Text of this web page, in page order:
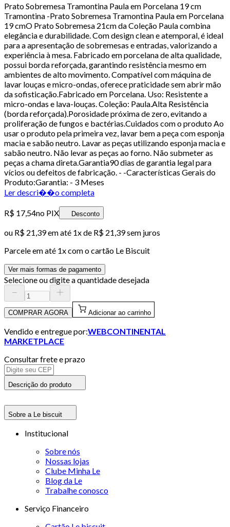
Prato Sobremesa Tramontina Paula em Porcelana 19 cm
Tramontina -Prato Sobremesa Tramontina Paula em Porcelana
19 cmO Prato Sobremesa 21cm da Coleção Paula combina
elegância e durabilidade. Com design clean e atemporal, é ideal
para a apresentação de sobremesas e entradas, valorizando a
experiência à mesa. Fabricado em porcelana de alta qualidade,
possui borda reforçada, garantindo resistência mesmo em
ambientes de alto movimento. Compatível com máquina de
lavar louças e micro-ondas, oferece praticidade sem abrir mão
da sofisticação.Fabricado em Porcelana. Uso: Resistente a
micro-ondas e lava-louças. Coleção: Paula.Alta Resistência
(borda reforçada).Porosidade próxima de zero, evitando a
proliferação de fungos e bactérias.Cuidados com o produto Ao
usar o produto pela primeira vez, lavar bem a peça com esponja
macia e sabão neutro. Lavar as peças utilizando esponja macia e
sabão neutro. Não levar as peças ao forno. Não submeter as
peças a chama direta.Garantia90 dias de garantia legal para
vícios ou defeitos de fabricação. - -Características Gerais do
Produto:Garantia: - 3 Meses
Ler descri��o completa
R$ 17,54no PIX Desconto
ou R$ 21,39em até 1x de R$ 21,39sem juros
Parcele em até 1x com o cartão Le Biscuit
Ver mais formas de pagamento
Selecione ou digite a quantidade desejada
COMPRAR AGORA Adicionar ao carrinho
Vendido e entregue por:WEBCONTINENTAL
MARKETPLACE
Consultar frete e prazo
Descrição do produto
Sobre a Le biscuit
Institucional
Sobre nós
Nossas lojas
Clube Minha Le
Blog da Le
Trabalhe conosco
Serviço Financeiro